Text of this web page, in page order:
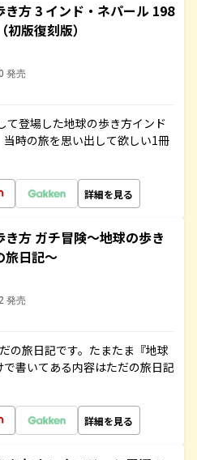
き方 3 インド・ネパール 198
初版復刻版）
発売
て登場した地球の歩き方インド
時の旅を思い出して欲しい1冊
詳細を見る
き方 ガチ冒険～地球の歩き
旅日記～
発売
の旅日記です。たまたま『地球
書いてある内容はただの旅日記
詳細を見る